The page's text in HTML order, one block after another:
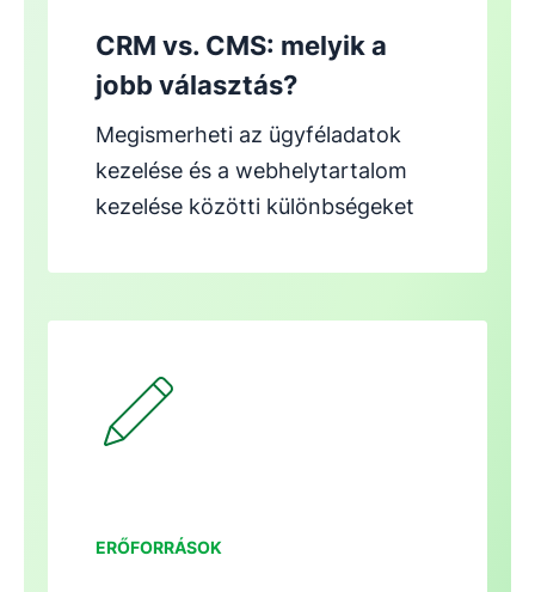
CRM vs. CMS: melyik a
jobb választás?
Megismerheti az ügyféladatok
kezelése és a webhelytartalom
kezelése közötti különbségeket
ERŐFORRÁSOK
Új ablakban nyílik meg